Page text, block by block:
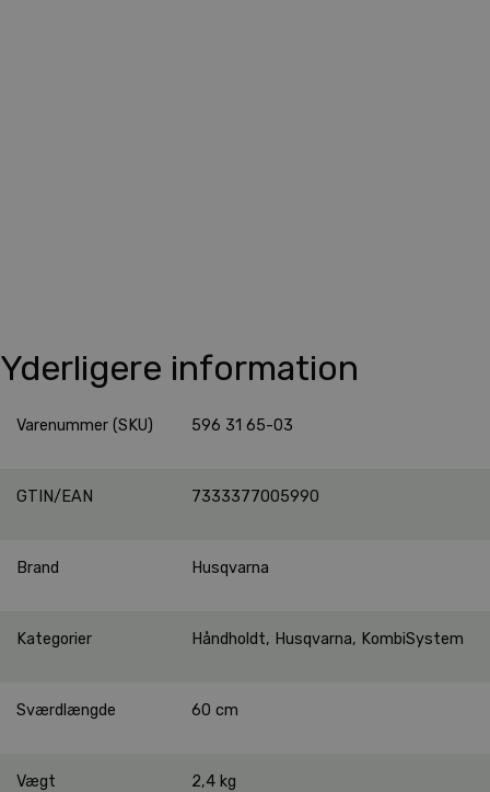
Yderligere information
Varenummer (SKU) 596 31 65-03
GTIN/EAN 7333377005990
Brand Husqvarna
Kategorier Håndholdt, Husqvarna, KombiSystem
Sværdlængde 60 cm
Vægt 2,4 kg